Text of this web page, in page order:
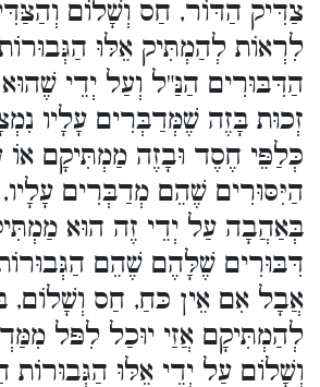
צַדִּיק הַדּוֹר, חַס וְשָׁלוֹם
לִרְאוֹת לְהַמְתִּיק אֵלּוּ
הַדִּבּוּרִים הַנַּ"ל וְעַל יְדֵי
זְכוּת בָּזֶה שֶׁמְּדַבְּרִים עָלָיו
כְּלַפֵּי חֶסֶד וּבָזֶה מַמְתִּיקָם
הַיִּסּוּרִים שֶׁהֵם מְדַבְּרִים
בְּאַהֲבָה עַל יְדֵי זֶה הוּא
דִּבּוּרִים שֶׁלָּהֶם שֶׁהֵם
אֲבָל אִם אֵין כּחַ, חַס וְשָׁלוֹם,
לְהַמְתִּיקָם אֲזַי יוּכַל לִפּל
וְשָׁלוֹם עַל יְדֵי אֵלּוּ הַגְּבוּרוֹת